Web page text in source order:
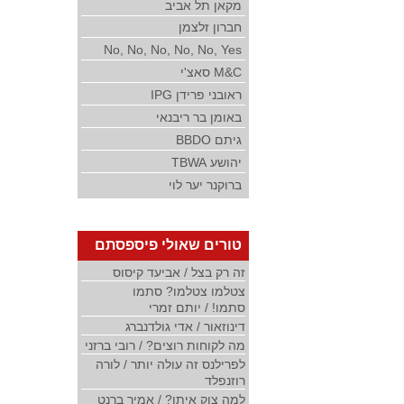
מקאן תל אביב
חברון זלצמן
No, No, No, No, No, Yes
M&C סאצ'י
ראובני פרידן IPG
באומן בר ריבנאי
גיתם BBDO
יהושע TBWA
ברוקנר יער לוי
טורים שאולי פיספסתם
זה רק בצל / אביעד קיסוס
צטלמו צטלמו? סתמו
סתמו! / יותם זמרי
דינוזאור / אדי גולדנברג
מה לקוחות רוצים? / רובי ברזני
לפרילנס זה עולה יותר / לורה
רוזנפלד
למה צוק איתן? / אמיר ברנט